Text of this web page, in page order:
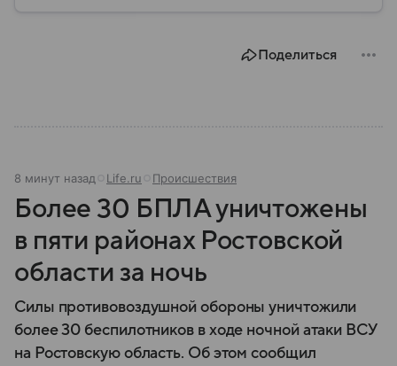
Поделиться
8 минут назад Life.ru Происшествия
Более 30 БПЛА уничтожены
в пяти районах Ростовской
области за ночь
Силы противовоздушной обороны уничтожили
более 30 беспилотников в ходе ночной атаки ВСУ
на Ростовскую область. Об этом сообщил